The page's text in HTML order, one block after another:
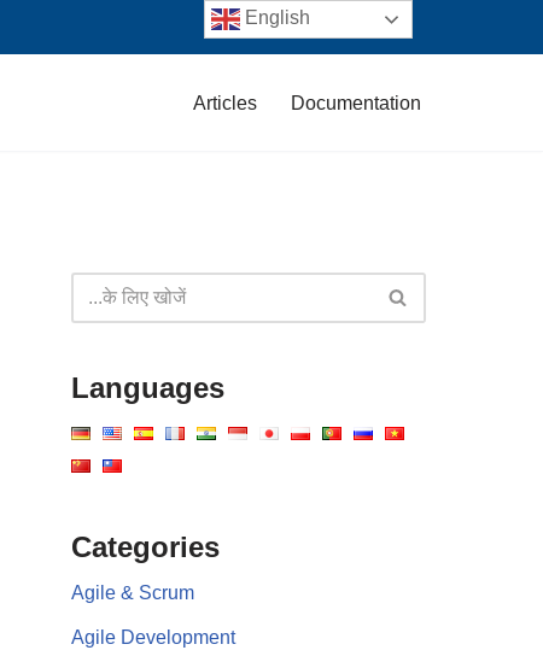
Articles Documentation
Languages
Categories
Agile & Scrum
Agile Development
English